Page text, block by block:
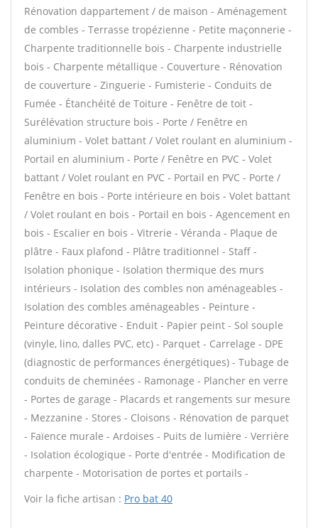
Rénovation dappartement / de maison - Aménagement
de combles - Terrasse tropézienne - Petite maçonnerie -
Charpente traditionnelle bois - Charpente industrielle
bois - Charpente métallique - Couverture - Rénovation
de couverture - Zinguerie - Fumisterie - Conduits de
Fumée - Étanchéité de Toiture - Fenêtre de toit -
Surélévation structure bois - Porte / Fenêtre en
aluminium - Volet battant / Volet roulant en aluminium -
Portail en aluminium - Porte / Fenêtre en PVC - Volet
battant / Volet roulant en PVC - Portail en PVC - Porte /
Fenêtre en bois - Porte intérieure en bois - Volet battant
/ Volet roulant en bois - Portail en bois - Agencement en
bois - Escalier en bois - Vitrerie - Véranda - Plaque de
plâtre - Faux plafond - Plâtre traditionnel - Staff -
Isolation phonique - Isolation thermique des murs
intérieurs - Isolation des combles non aménageables -
Isolation des combles aménageables - Peinture -
Peinture décorative - Enduit - Papier peint - Sol souple
(vinyle, lino, dalles PVC, etc) - Parquet - Carrelage - DPE
(diagnostic de performances énergétiques) - Tubage de
conduits de cheminées - Ramonage - Plancher en verre
- Portes de garage - Placards et rangements sur mesure
- Mezzanine - Stores - Cloisons - Rénovation de parquet
- Faïence murale - Ardoises - Puits de lumière - Verrière
- Isolation écologique - Porte d'entrée - Modification de
charpente - Motorisation de portes et portails -
Voir la fiche artisan : Pro bat 40